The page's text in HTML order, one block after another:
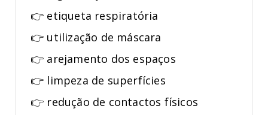
👉 etiqueta respiratória
👉 utilização de máscara
👉 arejamento dos espaços
👉 limpeza de superfícies
👉 redução de contactos físicos